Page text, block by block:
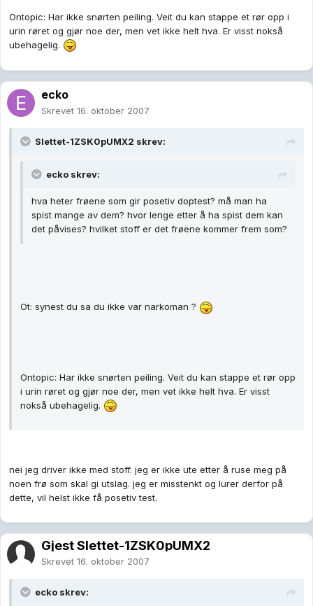
Ontopic: Har ikke snørten peiling. Veit du kan stappe et rør opp i
urin røret og gjør noe der, men vet ikke helt hva. Er visst nokså
ubehagelig.
ecko
Skrevet 16. oktober 2007
Slettet-1ZSK0pUMX2 skrev:
ecko skrev:
hva heter frøene som gir posetiv doptest? må man ha
spist mange av dem? hvor lenge etter å ha spist dem kan
det påvises? hvilket stoff er det frøene kommer frem som?
Ot: synest du sa du ikke var narkoman ?
Ontopic: Har ikke snørten peiling. Veit du kan stappe et rør opp
i urin røret og gjør noe der, men vet ikke helt hva. Er visst
nokså ubehagelig.
nei jeg driver ikke med stoff. jeg er ikke ute etter å ruse meg på
noen frø som skal gi utslag. jeg er misstenkt og lurer derfor på
dette, vil helst ikke få posetiv test.
Gjest Slettet-1ZSK0pUMX2
Skrevet 16. oktober 2007
ecko skrev: